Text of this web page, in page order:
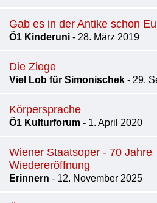
Gab es in der Antike schon
Ö1 Kinderuni - 28. März 2019
Die Ziege
Viel Lob für Simonischek - 29.
Körpersprache
Ö1 Kulturforum - 1. April 2020
Wiener Staatsoper - 70 Jahre
Wiedereröffnung
Erinnern - 12. November 2025